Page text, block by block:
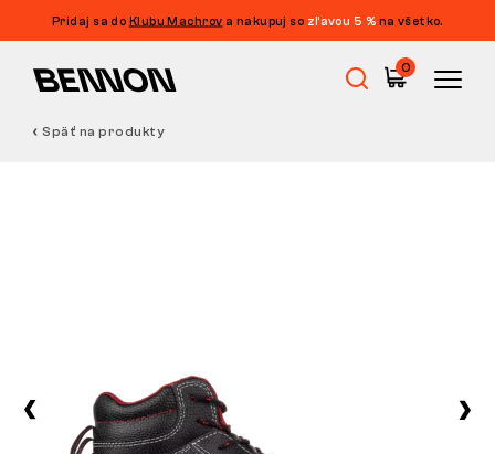
Pridaj sa do Klubu Machrov a nakupuj so zľavou 5 % na všetko.
0
Outdoor
Späť na produkty